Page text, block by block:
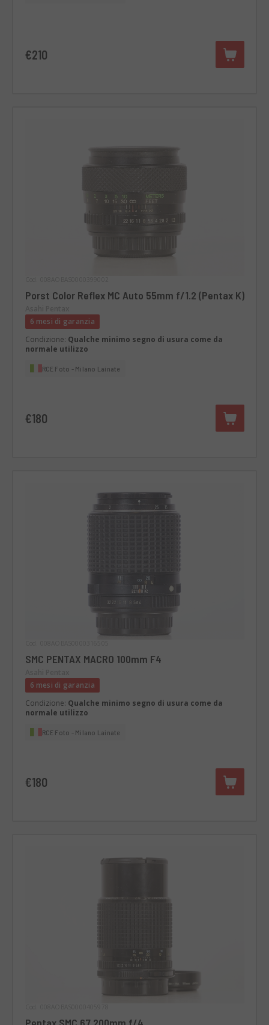
€210
Porst Color Reflex MC Auto 55mm f/1.2 (Pentax K)
6 mesi di garanzia
Condizione: Qualche minimo segno di usura come da
normale utilizzo
RCE Foto - Milano Lainate
€180
SMC PENTAX MACRO 100mm F4
6 mesi di garanzia
Condizione: Qualche minimo segno di usura come da
normale utilizzo
RCE Foto - Milano Lainate
€180